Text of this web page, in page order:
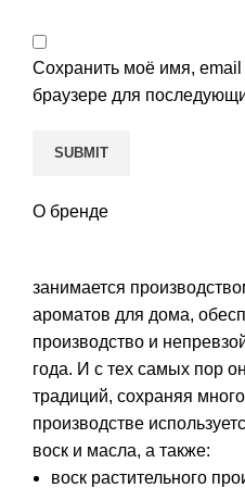
Сохранить моё имя, email
браузере для
О бренде
занимается
ароматов для дома,
производство и
года. И с тех самых пор
традиций, сохраняя
производстве
воск и масла, а также:
воск растительного